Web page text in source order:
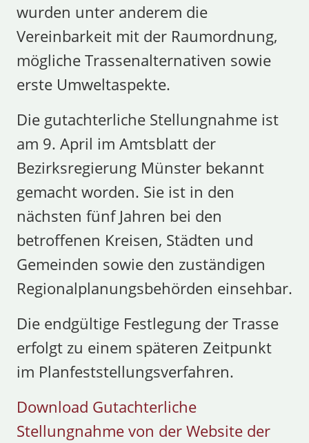
wurden unter anderem die
Vereinbarkeit mit der Raumordnung,
mögliche Trassenalternativen sowie
erste Umweltaspekte.
Die gutachterliche Stellungnahme ist
am 9. April im Amtsblatt der
Bezirksregierung Münster bekannt
gemacht worden. Sie ist in den
nächsten fünf Jahren bei den
betroffenen Kreisen, Städten und
Gemeinden sowie den zuständigen
Regionalplanungsbehörden einsehbar.
Die endgültige Festlegung der Trasse
erfolgt zu einem späteren Zeitpunkt
im Planfeststellungsverfahren.
Download Gutachterliche
Stellungnahme von der Website der